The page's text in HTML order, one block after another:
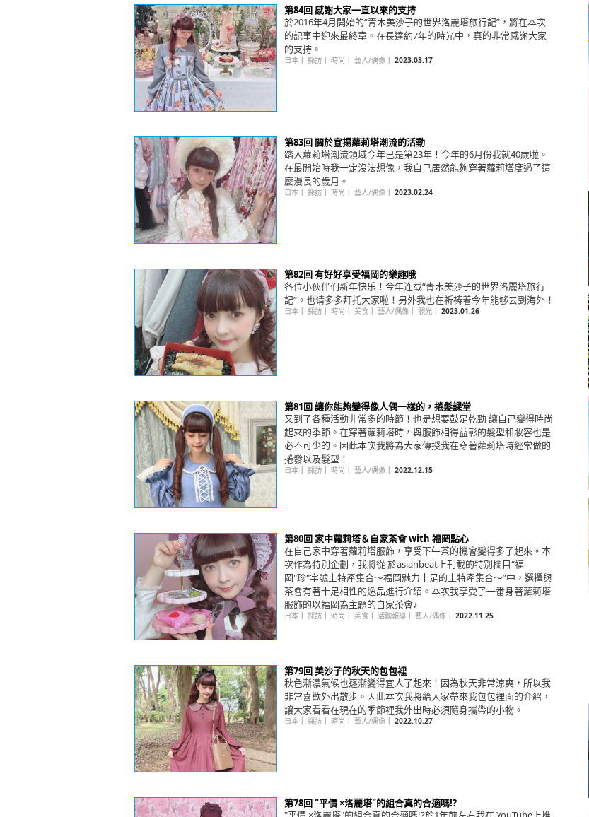
第84回 感謝大家一直以來的支持
於2016年4月開始的“青木美沙子的世界洛麗塔旅行記”，將在本次
的記事中迎來最終章。在長達約7年的時光中，真的非常感謝大家
的支持。
日本 採訪 時尚 藝人/偶像 2023.03.17
第83回 關於宣揚蘿莉塔潮流的活動
踏入蘿莉塔潮流領域今年已是第23年！今年的6月份我就40歲啦。
在最開始時我一定沒法想像，我自己居然能夠穿著蘿莉塔度過了這
麼漫長的歲月。
日本 採訪 時尚 藝人/偶像 2023.02.24
第82回 有好好享受福岡的樂趣哦
各位小伙伴们新年快乐！今年连载“青木美沙子的世界洛麗塔旅行
記”。也请多多拜托大家啦！另外我也在祈祷着今年能够去到海外！
日本 採訪 時尚 美食 藝人/偶像 觀光 2023.01.26
第81回 讓你能夠變得像人偶一樣的，捲髮課堂
又到了各種活動非常多的時節！也是想要鼓足乾勁 讓自己變得時尚
起來的季節。在穿著蘿莉塔時，與服飾相得益彰的髮型和妝容也是
必不可少的。因此本次我將為大家傳授我在穿著蘿莉塔時經常做的
捲發以及髮型！
日本 採訪 時尚 藝人/偶像 2022.12.15
第80回 家中蘿莉塔＆自家茶會 with 福岡點心
在自己家中穿著蘿莉塔服飾，享受下午茶的機會變得多了起來。本
次作為特別企劃，我將從 於asianbeat上刊載的特別欄目“福
岡"珍"字號土特產集合〜福岡魅力十足的土特產集合〜”中，選擇與
茶會有著十足相性的逸品進行介紹。本次我享受了一番身著蘿莉塔
服飾的以福岡為主題的自家茶會♪
日本 採訪 時尚 美食 活動報導 藝人/偶像 2022.11.25
第79回 美沙子的秋天的包包裡
秋色漸濃氣候也逐漸變得宜人了起來！因為秋天非常涼爽，所以我
非常喜歡外出散步。因此本次我將給大家帶來我包包裡面的介紹，
讓大家看看在現在的季節裡我外出時必須隨身攜帶的小物。
日本 採訪 時尚 藝人/偶像 2022.10.27
第78回 "平價 ×洛麗塔"的組合真的合適嗎!?